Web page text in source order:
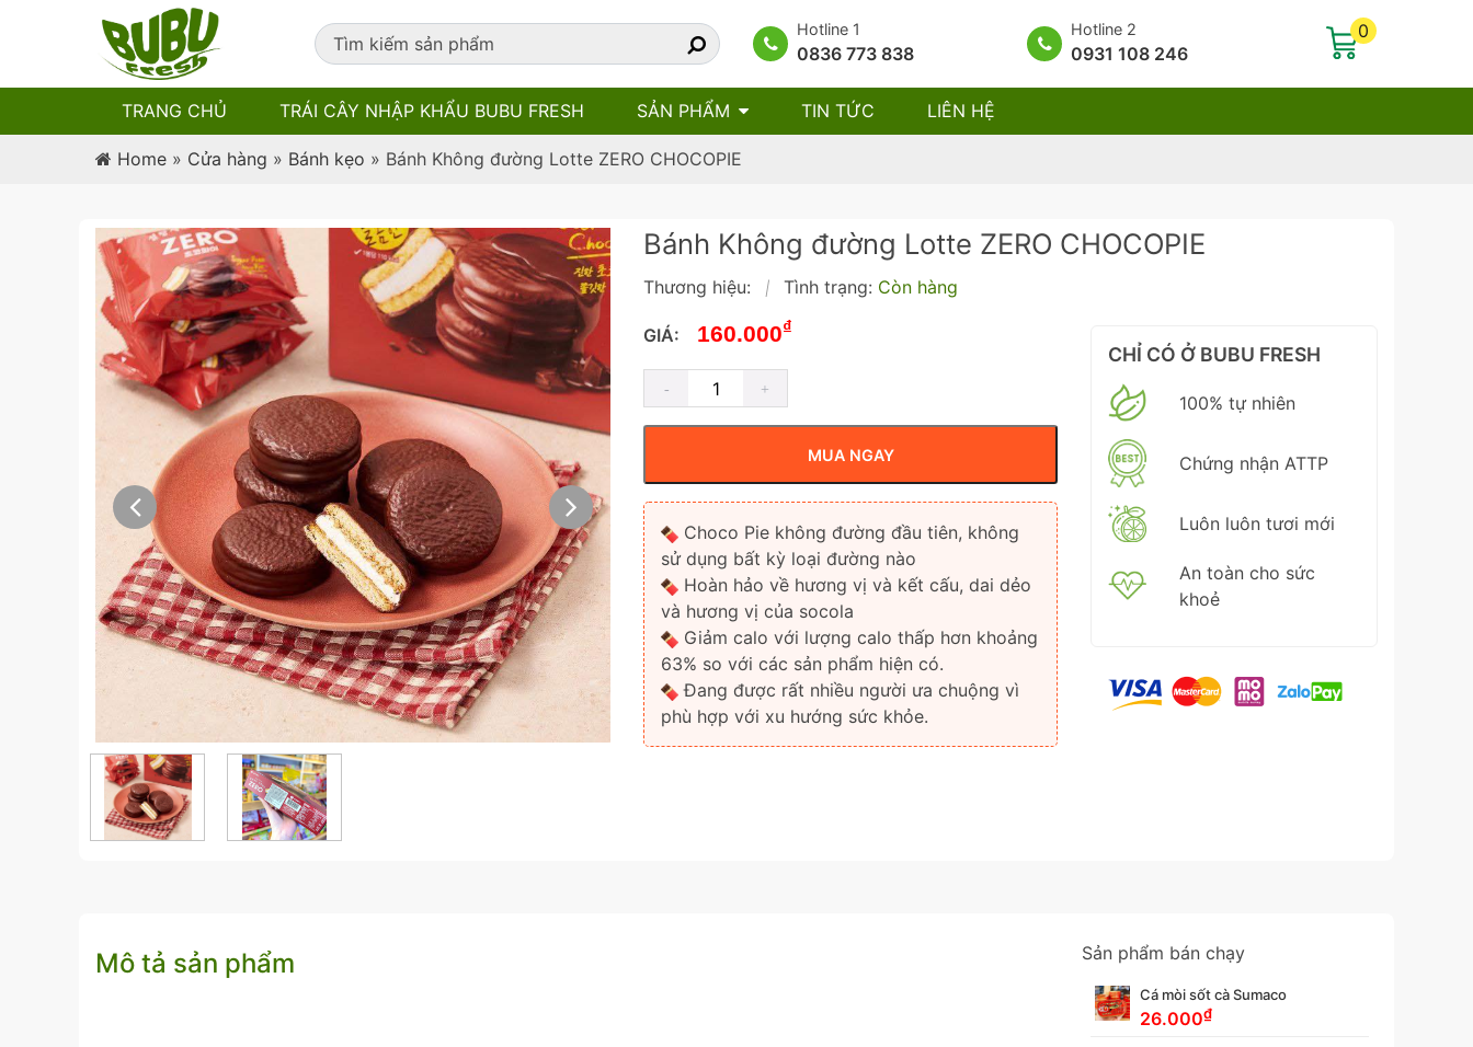
Hotline 1
0836 773 838
Hotline 2
0931 108 246
0
TRANG CHỦ TRÁI CÂY NHẬP KHẨU BUBU FRESH SẢN PHẨM TIN TỨC LIÊN HỆ
Home » Cửa hàng » Bánh kẹo » Bánh Không đường Lotte ZERO CHOCOPIE
Bánh Không đường Lotte ZERO CHOCOPIE
Thương hiệu: | Tình trạng: Còn hàng
GIÁ: 160.000₫
MUA NGAY
Choco Pie không đường đầu tiên, không
sử dụng bất kỳ loại đường nào
Hoàn hảo về hương vị và kết cấu, dai dẻo
và hương vị của socola
Giảm calo với lượng calo thấp hơn khoảng
63% so với các sản phẩm hiện có.
Ðang được rất nhiều người ưa chuộng vì
phù hợp với xu hướng sức khỏe.
CHỈ CÓ Ở BUBU FRESH
100% tự nhiên
Chứng nhận ATTP
Luôn luôn tươi mới
An toàn cho sức
khoẻ
Mô tả sản phẩm Sản phẩm bán chạy
Cá mòi sốt cà Sumaco
26.000₫